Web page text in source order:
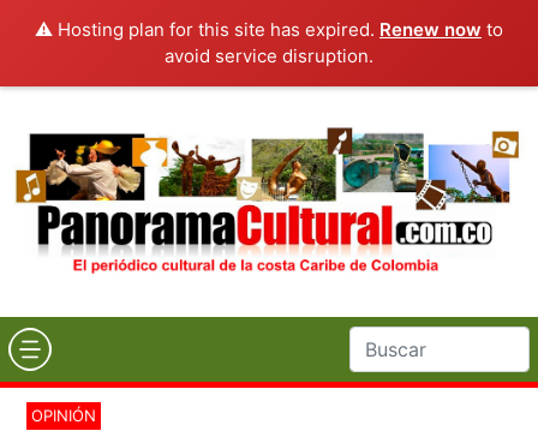
⚠️ Hosting plan for this site has expired. Renew now to
avoid service disruption.
OPINIÓN